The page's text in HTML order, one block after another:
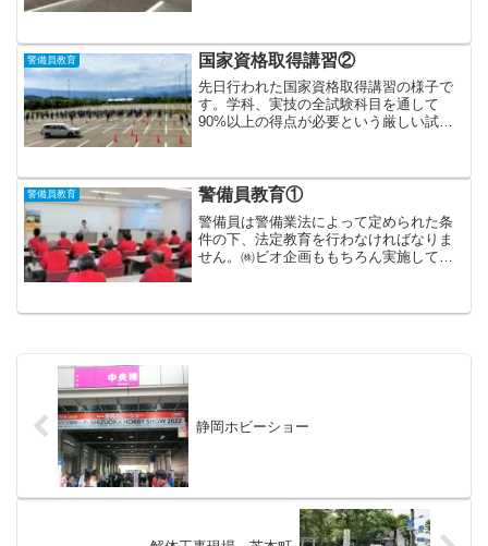
の応募者から選ばれた...
警備員教育 国家資格取得講習②
先日行われた国家資格取得講習の様子で
す。学科、実技の全試験科目を通して
90%以上の得点が必要という厳しい試験
ます。学科予備講習本番の2週間前に1日
実技予備講習本番の1週...
警備員教育 警備員教育①
警備員は警備業法によって定められた条
件の下、法定教育を行わなければなりま
せん。㈱ビオ企画ももちろん実施してい
静岡ホビーショー